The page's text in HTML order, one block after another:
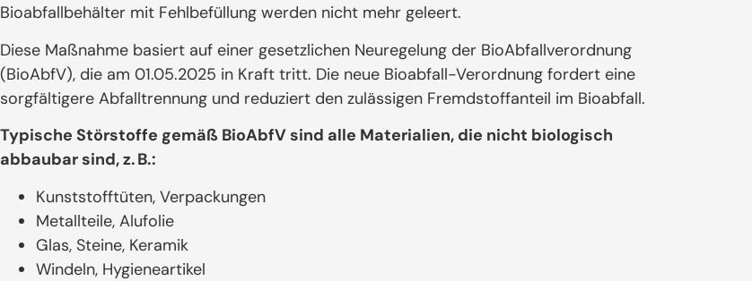
Bioabfallbehälter mit Fehlbefüllung werden nicht mehr geleert.
Diese Maßnahme basiert auf einer gesetzlichen Neuregelung der BioAbfallverordnung
(BioAbfV), die am 01.05.2025 in Kraft tritt. Die neue Bioabfall-Verordnung fordert eine
sorgfältigere Abfalltrennung und reduziert den zulässigen Fremdstoffanteil im Bioabfall.
Typische Störstoffe gemäß BioAbfV sind alle Materialien, die nicht biologisch
abbaubar sind, z. B.:
Kunststofftüten, Verpackungen
Metallteile, Alufolie
Glas, Steine, Keramik
Windeln, Hygieneartikel